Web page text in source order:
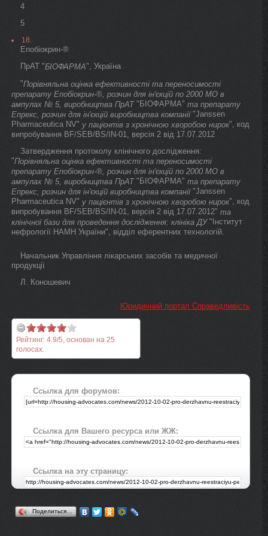
4
5
18.
Епобіокрин-®
ПрАТ "БІОФАРМА", Україна
"Порівняльна оцінка ефективності та переносимості
препарату Епобіокрин-®, розчин для ін'єкцій по 2000 МО в
ампулах № 5, виробництва ПрАТ "БІОФАРМА" та препарату
Епрекс, розчин для ін'єкцій виробництва компанії "Janssen
Pharmaceutica NV" у пацієнтів з хронічною хворобою нирок", код
випробування BF/SEB/BS/IN-01, версія 2 від 17.07.2012
Затвердження протоколу клінічного дослідження:
"Порівняльна оцінка ефективності та переносимості
препарату Епобіокрин-®, розчин для ін'єкцій по 2000 МО в
ампулах № 5, виробництва ПрАТ "БІОФАРМА" та препарату
Епрекс, розчин для ін'єкцій виробництва компанії "Janssen
Pharmaceutica NV" у пацієнтів з хронічною хворобою нирок", код
випробування BF/SEB/BS/IN-01, версія 2 від 17.07.2012" та
клінічної бази для проведення дослідження: клініка ДУ "Інститут
нефрології НАМН України", відділ еферентних технологій.
Начальник Управління лікарських засобів та медичної
продукції
Л. Коношевич
Юридичний портал Справедливість
Рейтинг: 4.9/5, основан на 25
голосах.
Ссылка для форумов:
Ссылка для Вашего ресурса или ЖЖ:
Ссылка на эту страницу:
Поделиться…